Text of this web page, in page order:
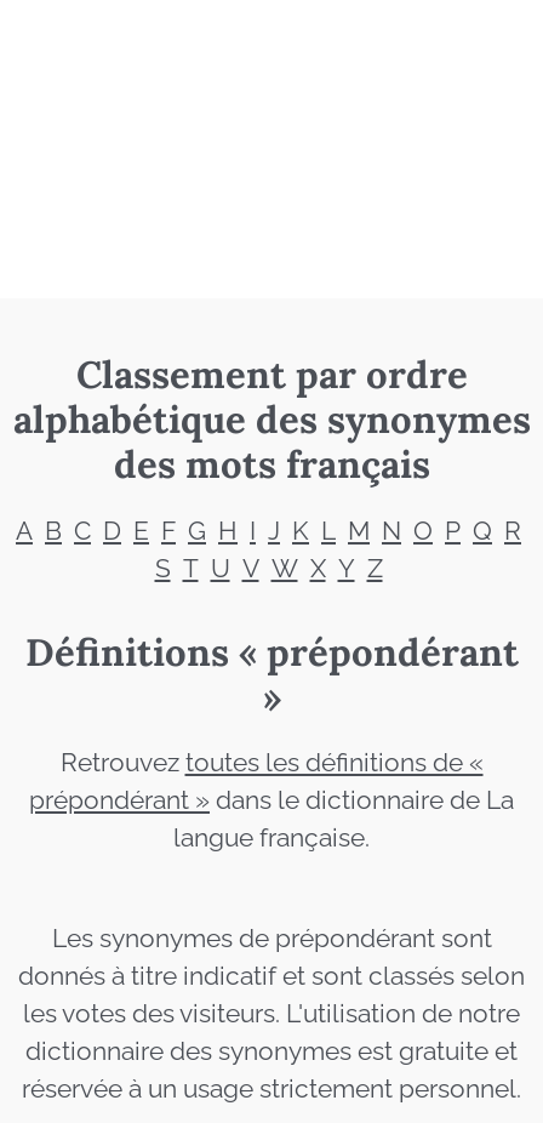
Classement par ordre
alphabétique des synonymes
des mots français
A B C D E F G H I J K L M N O P Q R
S T U V W X Y Z
Définitions « prépondérant
»
Retrouvez toutes les définitions de «
prépondérant » dans le dictionnaire de La
langue française.
Les synonymes de prépondérant sont
donnés à titre indicatif et sont classés selon
les votes des visiteurs. L'utilisation de notre
dictionnaire des synonymes est gratuite et
réservée à un usage strictement personnel.